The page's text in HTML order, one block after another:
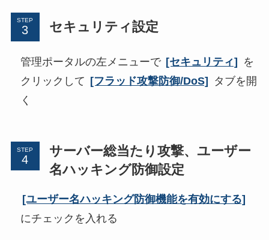
STEP セキュリティ設定
管理ポータルの左メニューで [セキュリティ] を
クリックして [フラッド攻撃防御/DoS] タブを開
く
STEP
サーバー総当たり攻撃、ユーザー
名ハッキング防御設定
[ユーザー名ハッキング防御機能を有効にする]
にチェックを入れる